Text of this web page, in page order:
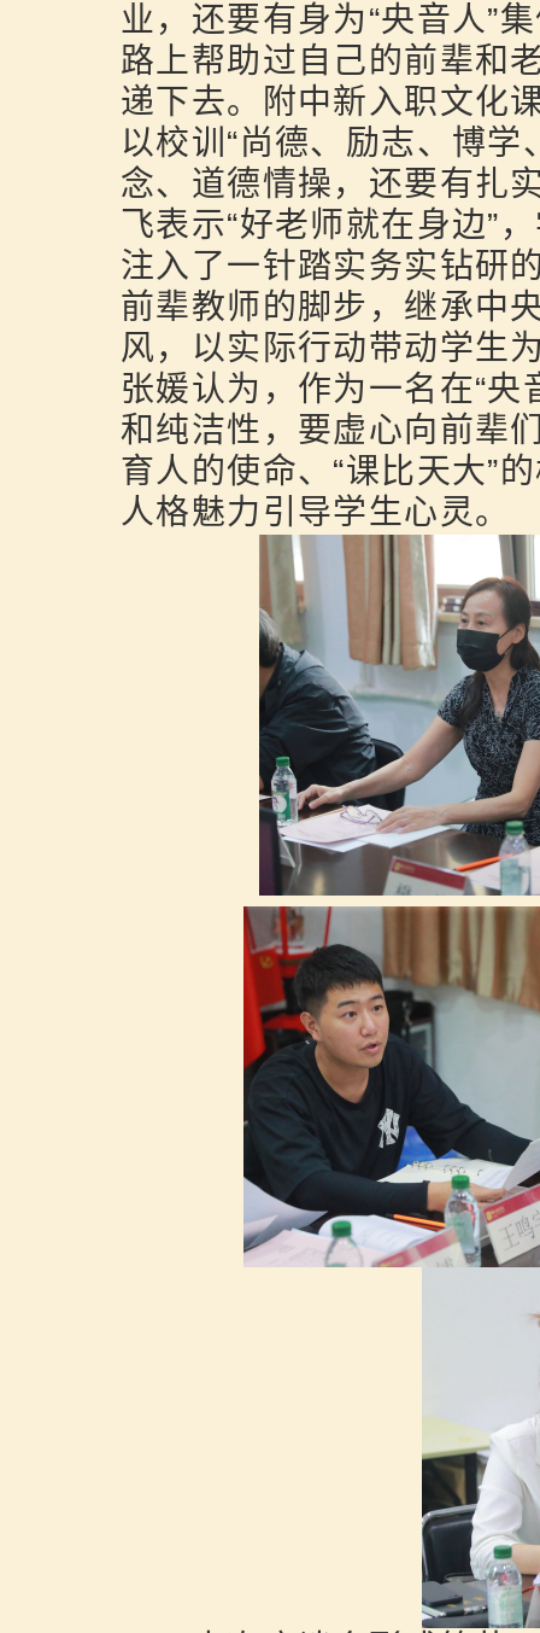
业，还要有身为“央音人”
路上帮助过自己的前辈和
递下去。附中新入职文化
以校训“尚德、励志、博
念、道德情操，还要有扎
飞表示“好老师就在身边”
注入了一针踏实务实钻研
前辈教师的脚步，继承中
风，以实际行动带动学生
张媛认为，作为一名在“
和纯洁性，要虚心向前辈
育人的使命、“课比天大”
人格魅力引导学生心灵。